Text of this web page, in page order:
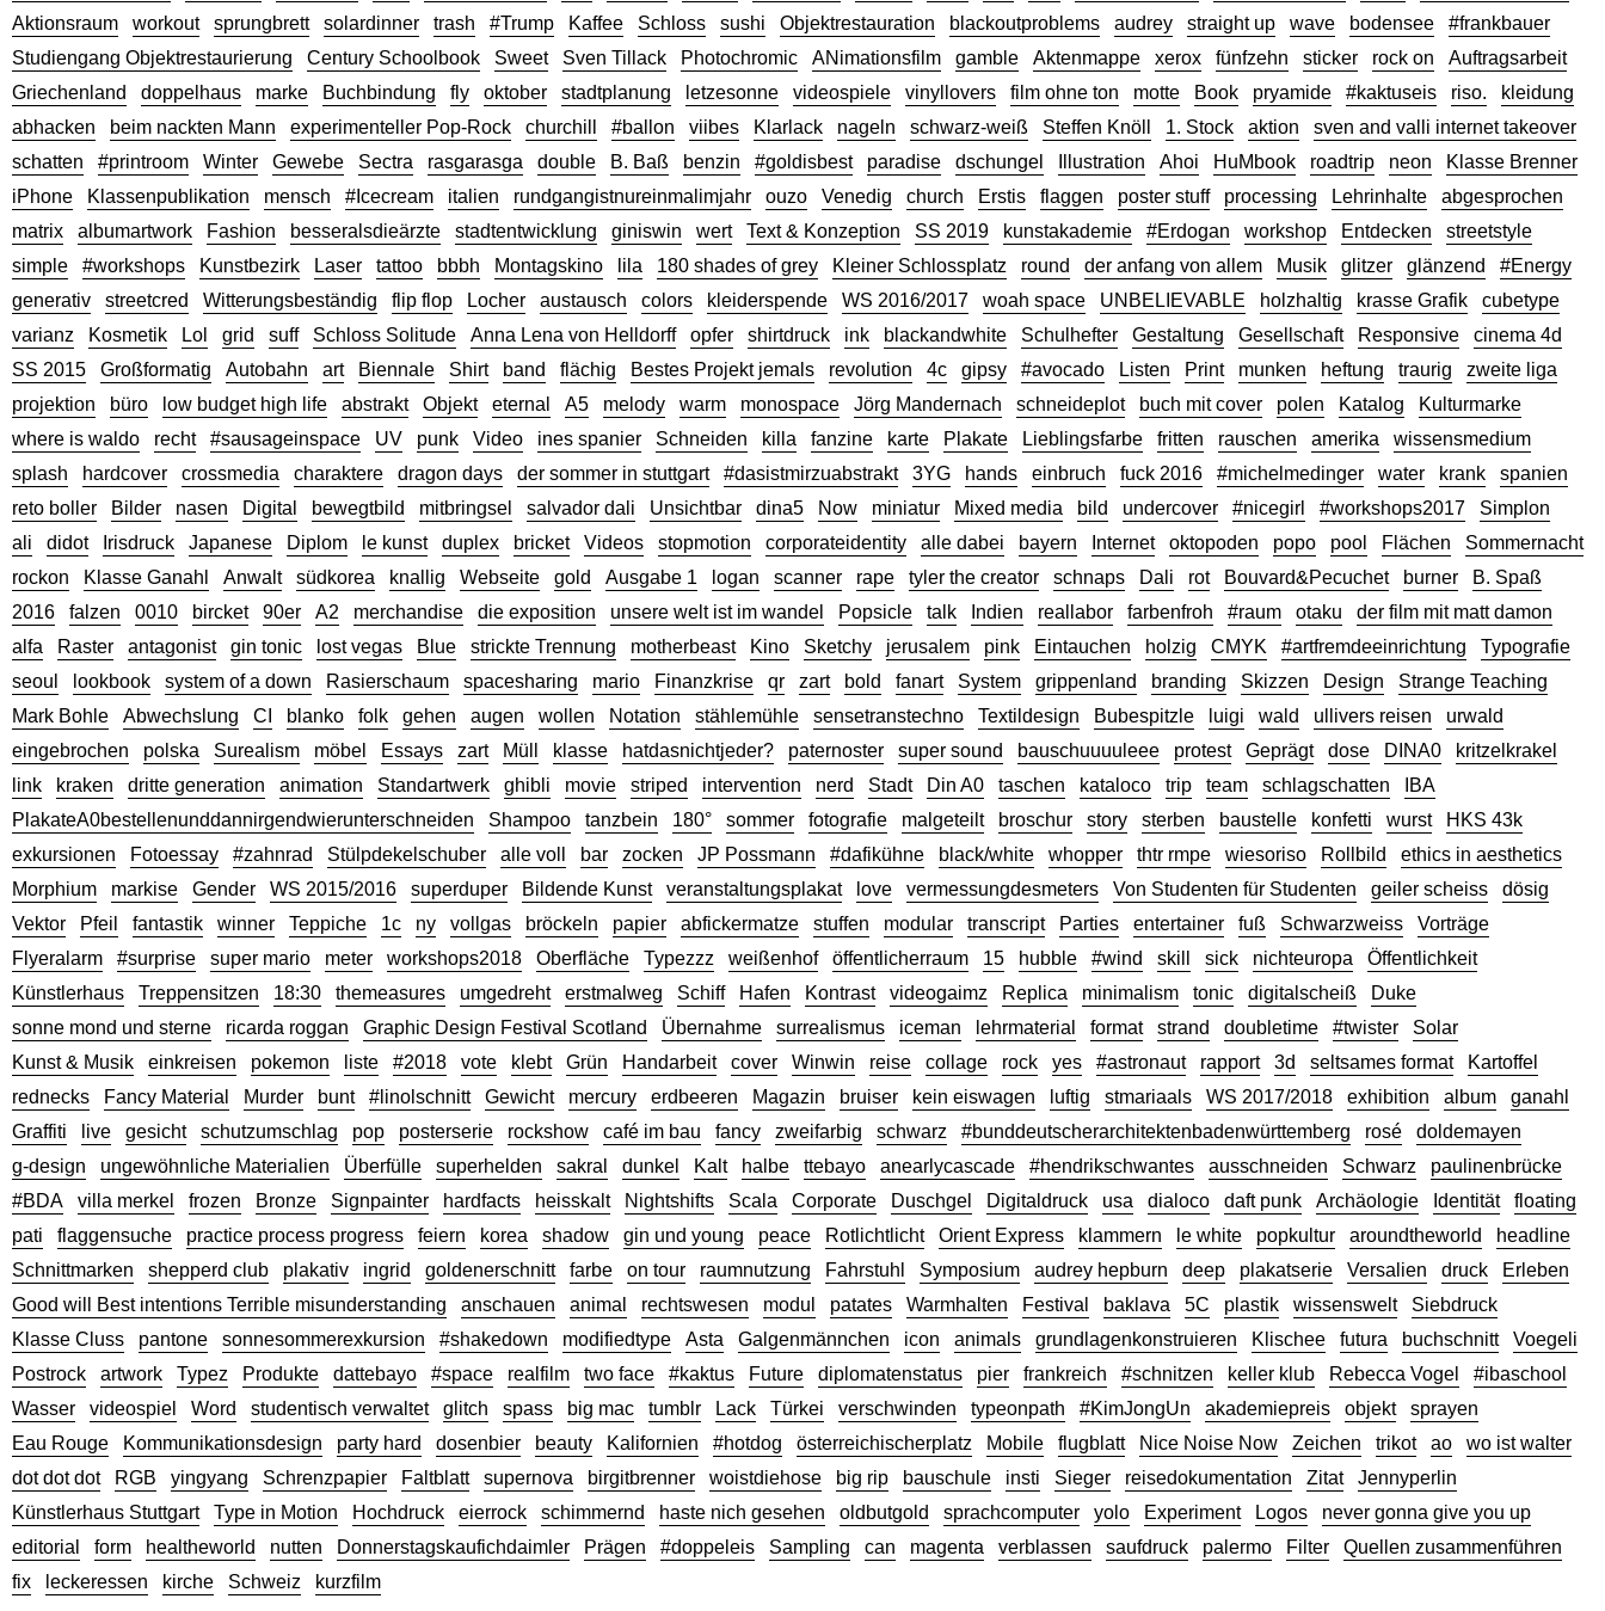
Aktionsraum
workout sprungbrett solardinner trash #Trump Kaffee Schloss sushi Objektrestauration blackoutproblems audrey straight up wave bodensee
#frankbauer
Studiengang Objektrestaurierung
Century Schoolbook Sweet Sven Tillack Photochromic ANimationsfilm gamble Aktenmappe xerox fünfzehn sticker rock on
Auftragsarbeit
Griechenland
doppelhaus marke Buchbindung fly oktober stadtplanung letzesonne videospiele vinyllovers film ohne ton motte Book pryamide #kaktuseis riso.
kleidung
abhacken
beim nackten Mann experimenteller Pop-Rock churchill #ballon viibes Klarlack nageln schwarz-weiß Steffen Knöll 1. Stock aktion
sven and valli internet takeover
schatten
#printroom Winter Gewebe Sectra rasgarasga double B. Baß benzin #goldisbest paradise dschungel Illustration Ahoi HuMbook roadtrip neon
Klasse Brenner
iPhone
Klassenpublikation mensch #Icecream italien rundgangistnureinmalimjahr ouzo Venedig church Erstis flaggen poster stuff processing Lehrinhalte
abgesprochen
matrix
albumartwork Fashion besseralsdieärzte stadtentwicklung giniswin wert Text & Konzeption SS 2019 kunstakademie #Erdogan workshop Entdecken
streetstyle
simple
#workshops Kunstbezirk Laser tattoo bbbh Montagskino lila 180 shades of grey Kleiner Schlossplatz round der anfang von allem Musik glitzer glänzend
#Energy
generativ
streetcred Witterungsbeständig flip flop Locher austausch colors kleiderspende WS 2016/2017 woah space UNBELIEVABLE holzhaltig krasse Grafik
cubetype
varianz
Kosmetik Lol grid suff Schloss Solitude Anna Lena von Helldorff opfer shirtdruck ink blackandwhite Schulhefter Gestaltung Gesellschaft Responsive
cinema 4d
SS 2015
Großformatig Autobahn art Biennale Shirt band flächig Bestes Projekt jemals revolution 4c gipsy #avocado Listen Print munken heftung traurig
zweite liga
projektion
büro low budget high life abstrakt Objekt eternal A5 melody warm monospace Jörg Mandernach schneideplot buch mit cover polen Katalog
Kulturmarke
where is waldo
recht #sausageinspace UV punk Video ines spanier Schneiden killa fanzine karte Plakate Lieblingsfarbe fritten rauschen amerika
wissensmedium
splash
hardcover crossmedia charaktere dragon days der sommer in stuttgart #dasistmirzuabstrakt 3YG hands einbruch fuck 2016 #michelmedinger water krank
spanien
reto boller
Bilder nasen Digital bewegtbild mitbringsel salvador dali Unsichtbar dina5 Now miniatur Mixed media bild undercover #nicegirl #workshops2017
Simplon
ali
didot Irisdruck Japanese Diplom le kunst duplex bricket Videos stopmotion corporateidentity alle dabei bayern Internet oktopoden popo pool Flächen
Sommernacht
rockon
Klasse Ganahl Anwalt südkorea knallig Webseite gold Ausgabe 1 logan scanner rape tyler the creator schnaps Dali rot Bouvard&Pecuchet burner
B. Spaß
2016
falzen 0010 bircket 90er A2 merchandise die exposition unsere welt ist im wandel Popsicle talk Indien reallabor farbenfroh #raum otaku
der film mit matt damon
alfa
Raster antagonist gin tonic lost vegas Blue strickte Trennung motherbeast Kino Sketchy jerusalem pink Eintauchen holzig CMYK #artfremdeeinrichtung
Typografie
seoul
lookbook system of a down Rasierschaum spacesharing mario Finanzkrise qr zart bold fanart System grippenland branding Skizzen Design
Strange Teaching
Mark Bohle
Abwechslung CI blanko folk gehen augen wollen Notation stählemühle sensetranstechno Textildesign Bubespitzle luigi wald ullivers reisen
urwald
eingebrochen
polska Surealism möbel Essays zart Müll klasse hatdasnichtjeder? paternoster super sound bauschuuuuleee protest Geprägt dose DINA0
kritzelkrakel
link
kraken dritte generation animation Standartwerk ghibli movie striped intervention nerd Stadt Din A0 taschen kataloco trip team schlagschatten
IBA
PlakateA0bestellenunddannirgendwierunterschneiden
Shampoo tanzbein 180° sommer fotografie malgeteilt broschur story sterben baustelle konfetti wurst
HKS 43k
exkursionen
Fotoessay #zahnrad Stülpdekelschuber alle voll bar zocken JP Possmann #dafikühne black/white whopper thtr rmpe wiesoriso Rollbild
ethics in aesthetics
Morphium
markise Gender WS 2015/2016 superduper Bildende Kunst veranstaltungsplakat love vermessungdesmeters Von Studenten für Studenten geiler scheiss
dösig
Vektor
Pfeil fantastik winner Teppiche 1c ny vollgas bröckeln papier abfickermatze stuffen modular transcript Parties entertainer fuß Schwarzweiss
Vorträge
Flyeralarm
#surprise super mario meter workshops2018 Oberfläche Typezzz weißenhof öffentlicherraum 15 hubble #wind skill sick nichteuropa
Öffentlichkeit
Künstlerhaus
Treppensitzen 18:30 themeasures umgedreht erstmalweg Schiff Hafen Kontrast videogaimz Replica minimalism tonic digitalscheiß
Duke
sonne mond und sterne
ricarda roggan Graphic Design Festival Scotland Übernahme surrealismus iceman lehrmaterial format strand doubletime #twister
Solar
Kunst & Musik
einkreisen pokemon liste #2018 vote klebt Grün Handarbeit cover Winwin reise collage rock yes #astronaut rapport 3d seltsames format
Kartoffel
rednecks
Fancy Material Murder bunt #linolschnitt Gewicht mercury erdbeeren Magazin bruiser kein eiswagen luftig stmariaals WS 2017/2018 exhibition album
ganahl
Graffiti
live gesicht schutzumschlag pop posterserie rockshow café im bau fancy zweifarbig schwarz #bunddeutscherarchitektenbadenwürttemberg rosé
doldemayen
g-design
ungewöhnliche Materialien Überfülle superhelden sakral dunkel Kalt halbe ttebayo anearlycascade #hendrikschwantes ausschneiden Schwarz
paulinenbrücke
#BDA
villa merkel frozen Bronze Signpainter hardfacts heisskalt Nightshifts Scala Corporate Duschgel Digitaldruck usa dialoco daft punk Archäologie Identität
floating
pati
flaggensuche practice process progress feiern korea shadow gin und young peace Rotlichtlicht Orient Express klammern le white popkultur aroundtheworld
headline
Schnittmarken
shepperd club plakativ ingrid goldenerschnitt farbe on tour raumnutzung Fahrstuhl Symposium audrey hepburn deep plakatserie Versalien druck
Erleben
Good will Best intentions Terrible misunderstanding
anschauen animal rechtswesen modul patates Warmhalten Festival baklava 5C plastik wissenswelt
Siebdruck
Klasse Cluss
pantone sonnesommerexkursion #shakedown modifiedtype Asta Galgenmännchen icon animals grundlagenkonstruieren Klischee futura buchschnitt
Voegeli
Postrock
artwork Typez Produkte dattebayo #space realfilm two face #kaktus Future diplomatenstatus pier frankreich #schnitzen keller klub Rebecca Vogel
#ibaschool
Wasser
videospiel Word studentisch verwaltet glitch spass big mac tumblr Lack Türkei verschwinden typeonpath #KimJongUn akademiepreis objekt
sprayen
Eau Rouge
Kommunikationsdesign party hard dosenbier beauty Kalifornien #hotdog österreichischerplatz Mobile flugblatt Nice Noise Now Zeichen trikot ao
wo ist walter
dot dot dot
RGB yingyang Schrenzpapier Faltblatt supernova birgitbrenner woistdiehose big rip bauschule insti Sieger reisedokumentation Zitat
Jennyperlin
Künstlerhaus Stuttgart
Type in Motion Hochdruck eierrock schimmernd haste nich gesehen oldbutgold sprachcomputer yolo Experiment Logos
never gonna give you up
editorial
form healtheworld nutten Donnerstagskaufichdaimler Prägen #doppeleis Sampling can magenta verblassen saufdruck palermo Filter
Quellen zusammenführen
fix
leckeressen kirche Schweiz kurzfilm